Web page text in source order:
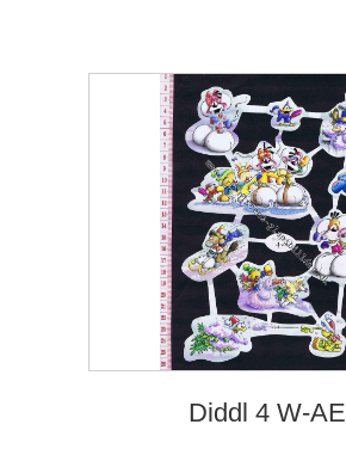
Diddl 4 W-AE